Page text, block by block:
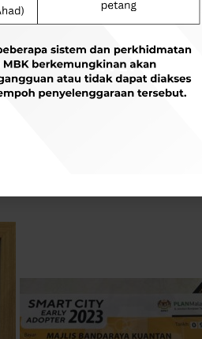
Early Adopter 2023.
daripada KPKT serta
peruntukan khas tersebut
(KPKT) di Dewan Sri
mengembangkan lagi